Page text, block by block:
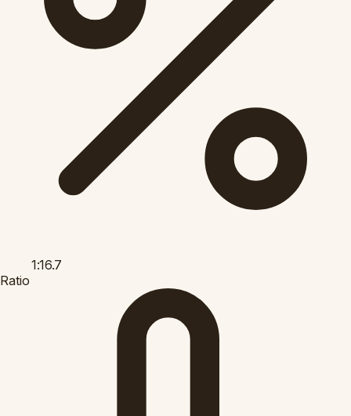
1:16.7
Ratio